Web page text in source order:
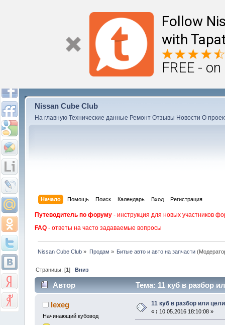
Follow
with
FREE -
Nissan Cube Club
На главную Технические данные Ремонт Отзывы Новости О
Начало Помощь Поиск Календарь Вход Регистрация
Путеводитель по форуму - инструкция для новых участников
FAQ - ответы на часто задаваемые вопросы
Nissan Cube Club » Продам » Битые авто и авто на запчасти
Страницы: [1]Вниз
Автор Тема: 11 куб в разбор
lexeg
Начинающий кубовод
11 куб в разбор или
« : 10.05.2016 18:10:08 »